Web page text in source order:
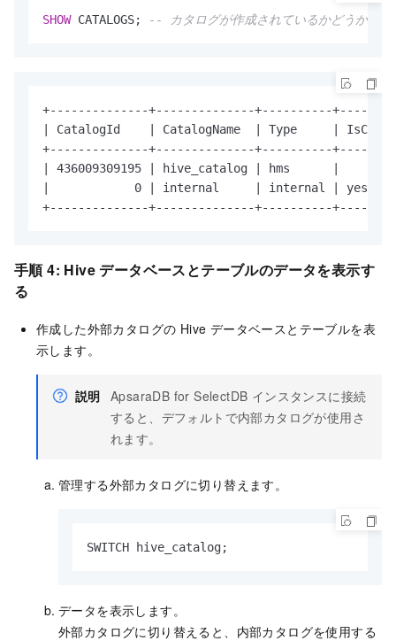
SHOW CATALOGS; -- カタログが作成されているかどうかを確
+--------------+--------------+----------
| CatalogId    | CatalogName  | Type     |
+--------------+--------------+----------
| 436009309195 | hive_catalog | hms      |
|            0 | internal     | internal | yes
+--------------+--------------+----------
手順 4: Hive データベースとテーブルのデータを表示す
る
作成した外部カタログの Hive データベースとテーブルを表
示します。
説明 ApsaraDB for SelectDB インスタンスに接続
すると、デフォルトで内部カタログが使用さ
れます。
管理する外部カタログに切り替えます。
SWITCH hive_catalog;
データを表示します。
外部カタログに切り替えると、内部カタログを使用する